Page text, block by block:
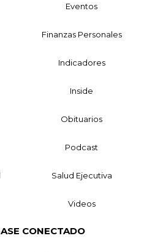
Eventos
Finanzas Personales
Indicadores
Inside
Obituarios
Podcast
Salud Ejecutiva
Videos
CONECTADO